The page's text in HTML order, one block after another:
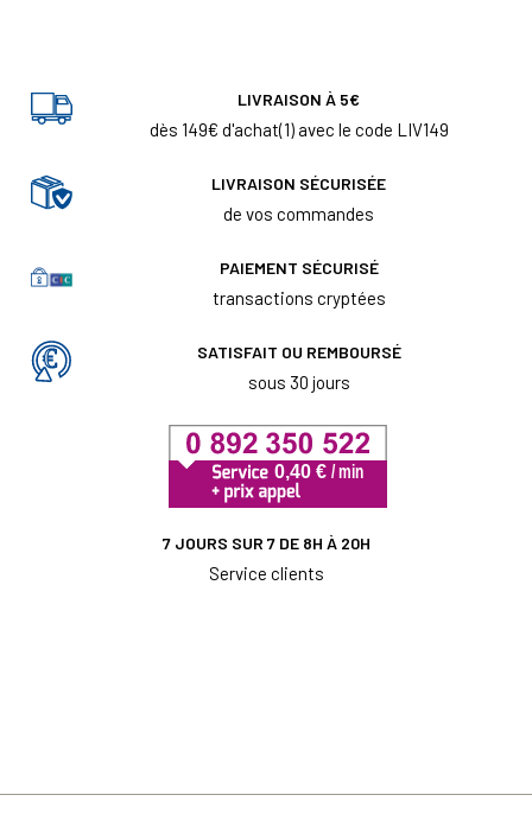
LIVRAISON À 5€
dès 149€ d'achat(1) avec le code LIV149
LIVRAISON SÉCURISÉE
de vos commandes
PAIEMENT SÉCURISÉ
transactions cryptées
SATISFAIT OU REMBOURSÉ
sous 30 jours
7 JOURS SUR 7 DE 8H À 20H
Service clients